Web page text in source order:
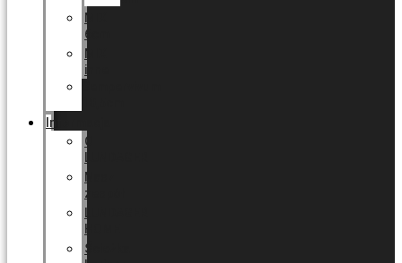
MIX
6cm
MIX
inne
Informacja
O
Nasz
zespół
HOME
Ścieżka